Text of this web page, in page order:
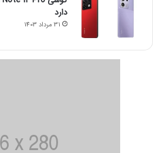
دارد
31 مرداد 1403